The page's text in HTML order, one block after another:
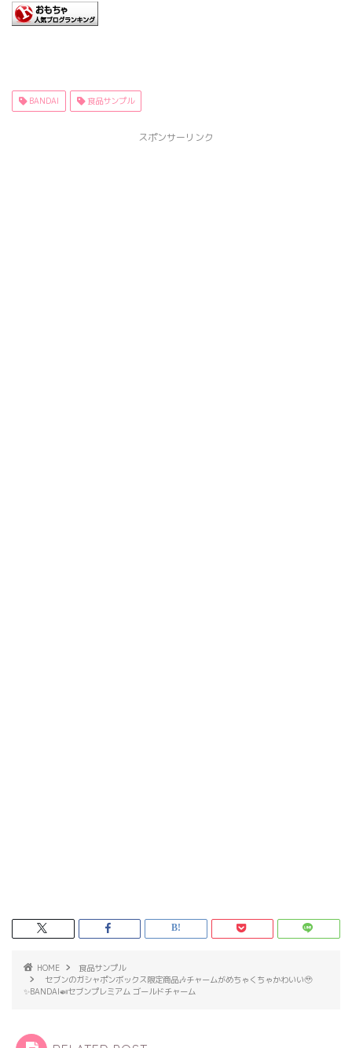
BANDAI 食品サンプル
スポンサーリンク
HOME
食品サンプル
セブンのガシャポンボックス限定商品🎶チャームがめちゃくちゃかわいい🥹
✨BANDAI🍛セブンプレミアム ゴールドチャーム